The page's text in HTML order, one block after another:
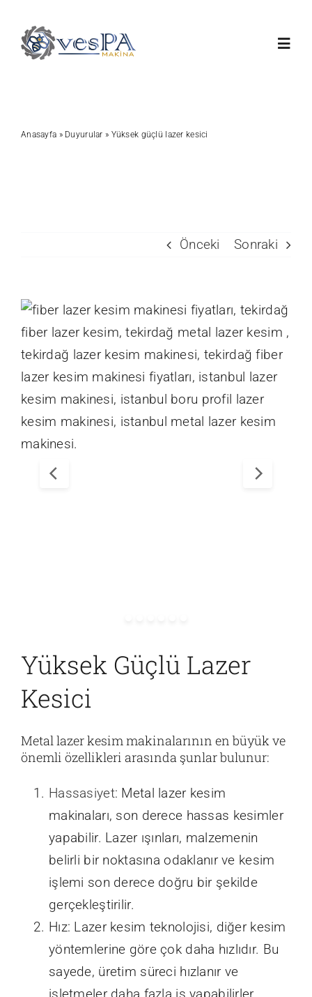
content
İletişim
Anasayfa » Duyurular » Yüksek güçlü lazer kesici
Önceki Sonraki
Yüksek Güçlü Lazer
Kesici
Metal lazer kesim makinalarının en büyük ve
önemli özellikleri arasında şunlar bulunur:
Hassasiyet: Metal lazer kesim
makinaları, son derece hassas kesimler
yapabilir. Lazer ışınları, malzemenin
belirli bir noktasına odaklanır ve kesim
işlemi son derece doğru bir şekilde
gerçekleştirilir.
Hız: Lazer kesim teknolojisi, diğer kesim
yöntemlerine göre çok daha hızlıdır. Bu
sayede, üretim süreci hızlanır ve